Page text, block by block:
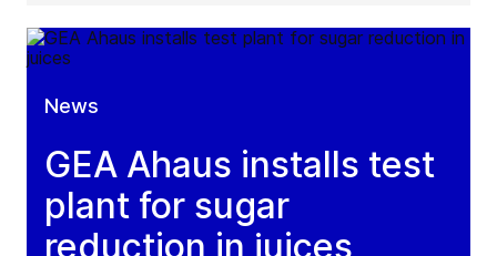
News
GEA Ahaus installs test
plant for sugar
reduction in juices